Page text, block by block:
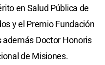
en Salud Pública de
y el Premio Fundación
además Doctor Honoris
de Misiones.